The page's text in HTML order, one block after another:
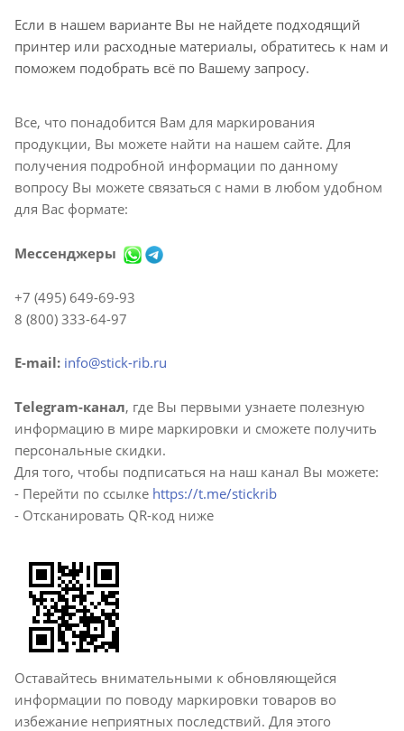
Если в нашем варианте Вы не найдете подходящий
принтер или расходные материалы, обратитесь к нам и
поможем подобрать всё по Вашему запросу.
Все, что понадобится Вам для маркирования
продукции, Вы можете найти на нашем сайте. Для
получения подробной информации по данному
вопросу Вы можете связаться с нами в любом удобном
для Вас формате:
Мессенджеры
+7 (495) 649-69-93
8 (800) 333-64-97
E-mail: info@stick-rib.ru
Telegram-канал, где Вы первыми узнаете полезную
информацию в мире маркировки и сможете получить
персональные скидки.
Для того, чтобы подписаться на наш канал Вы можете:
- Перейти по ссылке https://t.me/stickrib
- Отсканировать QR-код ниже
Оставайтесь внимательными к обновляющейся
информации по поводу маркировки товаров во
избежание неприятных последствий. Для этого